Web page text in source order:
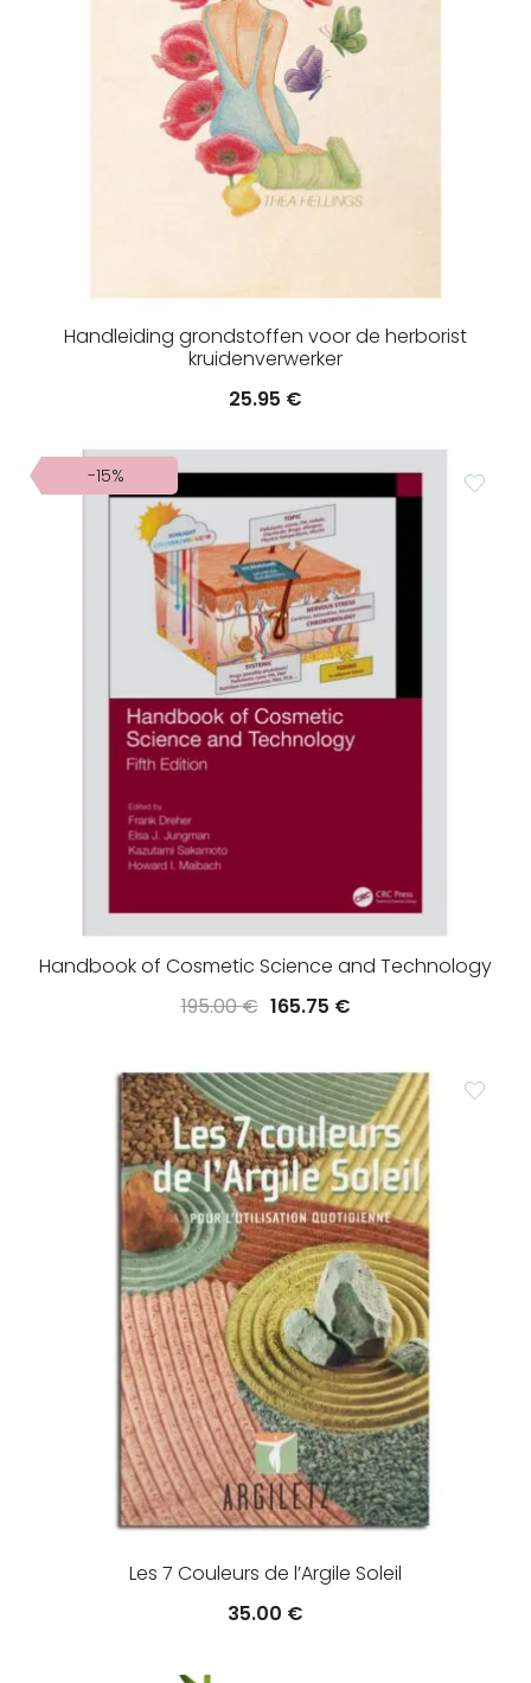
Handleiding grondstoffen voor de herborist
kruidenverwerker
25.95 €
-15%
Handbook of Cosmetic Science and Technology
195.00€ Oorspronkelijke
was:
195.00 €.
165.75 €Huidige
is:
165.75 €.
Les 7 Couleurs de l’Argile Soleil
35.00 €